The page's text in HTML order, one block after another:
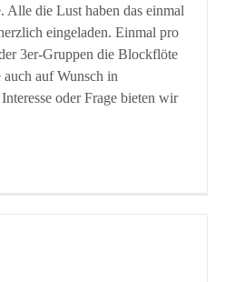
Alle die Lust haben das einmal
eingeladen. Einmal pro
3er-Gruppen die Blockflöte
auf Wunsch in
oder Frage bieten wir